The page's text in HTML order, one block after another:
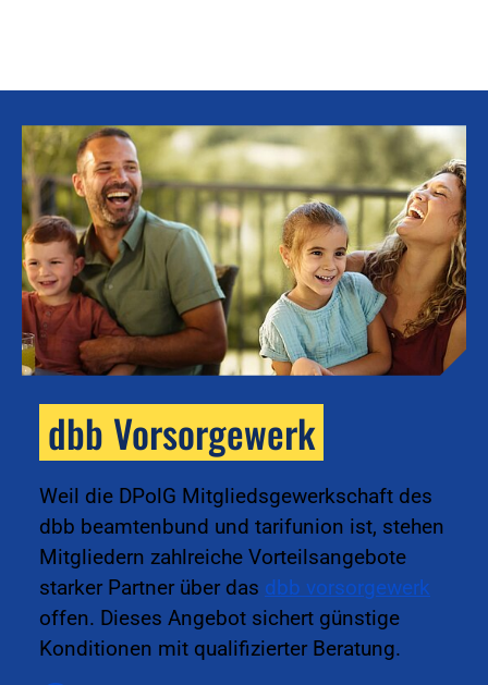
dbb Vorsorgewerk
Weil die DPolG Mitgliedsgewerkschaft des
dbb beamtenbund und tarifunion ist, stehen
Mitgliedern zahlreiche Vorteilsangebote
starker Partner über das dbb vorsorgewerk
offen. Dieses Angebot sichert günstige
Konditionen mit qualifizierter Beratung.